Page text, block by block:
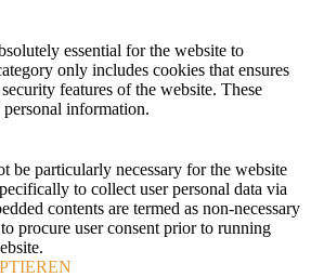
essential for the website to
only includes cookies that ensures
features of the website. These
information.
be particularly necessary for the website
to collect user personal data via
contents are termed as non-necessary
procure user consent prior to running